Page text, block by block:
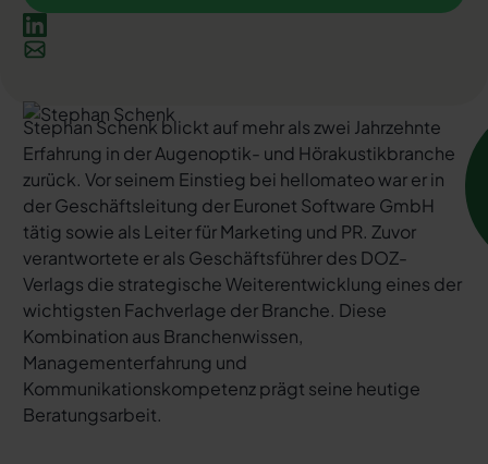
Stephan Schenk blickt auf mehr als zwei Jahrzehnte
Erfahrung in der Augenoptik- und Hörakustikbranche
zurück. Vor seinem Einstieg bei hellomateo war er in
der Geschäftsleitung der Euronet Software GmbH
tätig sowie als Leiter für Marketing und PR. Zuvor
verantwortete er als Geschäftsführer des DOZ-
Verlags die strategische Weiterentwicklung eines der
wichtigsten Fachverlage der Branche. Diese
Kombination aus Branchenwissen,
Managementerfahrung und
Kommunikationskompetenz prägt seine heutige
Beratungsarbeit.